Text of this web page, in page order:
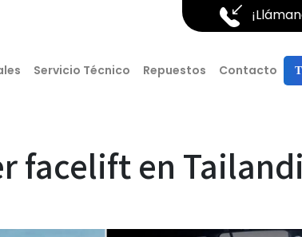
Servicio Técnico Repuestos Contacto
facelift en